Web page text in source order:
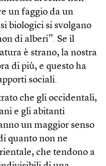
un faggio da un
biologici si svolgano
di alberi”. Se il
è strano, la nostra
di più, e questo ha
sociali.
che gli occidentali,
e gli abitanti
un maggior senso
quanto non ne
che tendono a